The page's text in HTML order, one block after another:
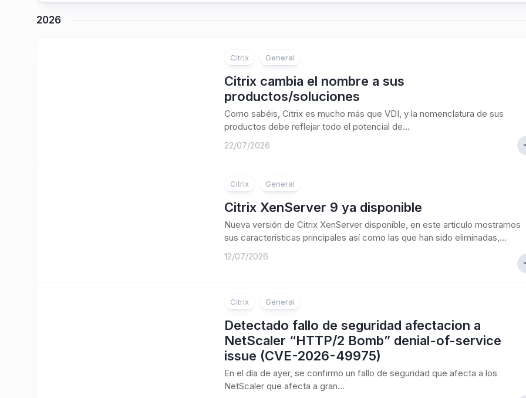
2026
Citrix General
Citrix cambia el nombre a sus
productos/soluciones
Como sabéis, Citrix es mucho más que VDI, y la nomenclatura de sus
productos debe reflejar todo el potencial de...
22/07/2026
Citrix General
Citrix XenServer 9 ya disponible
Nueva versión de Citrix XenServer disponible, en este articulo mostramos
sus caracteristicas principales así como las que han sido eliminadas,...
12/07/2026
Citrix General
Detectado fallo de seguridad afectacion a
NetScaler “HTTP/2 Bomb” denial-of-service
issue (CVE-2026-49975)
En el día de ayer, se confirmo un fallo de seguridad que afecta a los
NetScaler que afecta a gran...